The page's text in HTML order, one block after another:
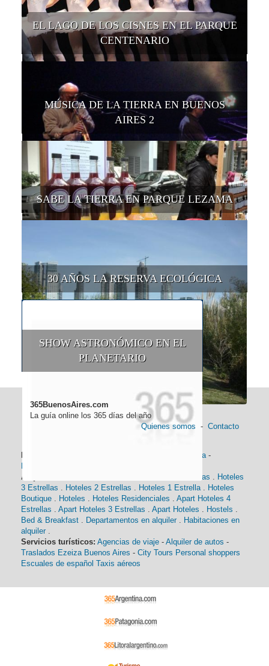
EL LAGO DE LOS CISNES EN EL PARQUE
CENTENARIO
MÚSICA DE LA TIERRA EN BUENOS
AIRES 2
SABE LA TIERRA EN PARQUE LEZAMA
30 AÑOS LA RESERVA ECOLÓGICA
SHOW ASTRONÓMICO EN EL
PLANETARIO
365BuenosAires.com
La guía online los 365 días del año
Quienes somos - Contacto
Historia -
Alojamiento:
Hoteles 4 Estrellas
Hoteles
3 Estrellas
Hoteles 2 Estrellas Hoteles 1 Estrella
Hoteles
Boutique
Hoteles Hoteles Residenciales
Apart Hoteles 4
Estrellas
Apart Hoteles 3 Estrellas Apart Hoteles Hostels
Bed & Breakfast
Departamentos en alquiler
Habitaciones en
alquiler
Servicios turísticos: Agencias de viaje - Alquiler de autos -
Traslados Ezeiza Buenos Aires - City Tours Personal shoppers
Escuales de español Taxis aéreos